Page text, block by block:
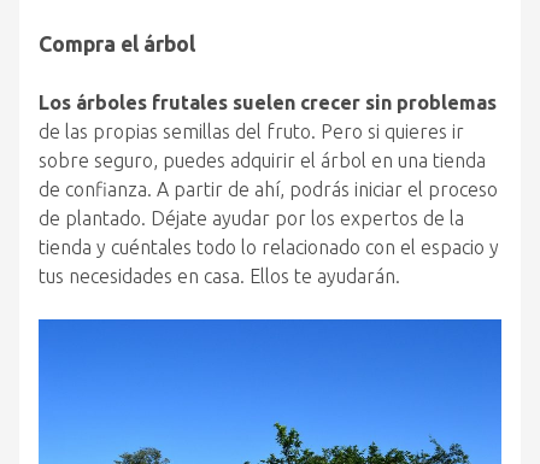
Compra el árbol
Los árboles frutales suelen crecer sin problemas
de las propias semillas del fruto. Pero si quieres ir
sobre seguro, puedes adquirir el árbol en una tienda
de confianza. A partir de ahí, podrás iniciar el proceso
de plantado. Déjate ayudar por los expertos de la
tienda y cuéntales todo lo relacionado con el espacio y
tus necesidades en casa. Ellos te ayudarán.